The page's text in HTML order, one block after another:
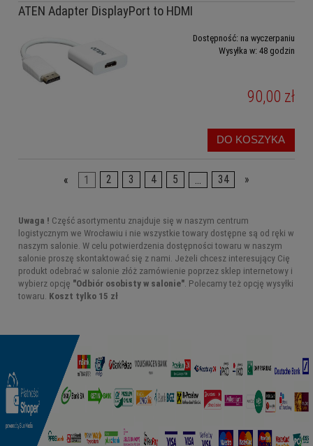
ATEN Adapter DisplayPort to HDMI
Dostępność: na wyczerpaniu
Wysyłka w: 48 godzin
90,00 zł
DO KOSZYKA
« 1 2 3 4 5 34 »
Uwaga ! Część asortymentu znajduje się w naszym centrum
logistycznym we Wrocławiu i nie wszystkie towary dostępne są od ręki w
naszym salonie. W celu potwierdzenia dostępności towaru w naszym
salonie proszę skontaktować się z nami. Jeżeli chcesz interesujący Cię
produkt odebrać w salonie złóż zamówienie poprzez sklep internetowy i
wybierz opcję "Odbiór osobisty w salonie" . Polecamy też opcję wysyłki
towaru. Koszt tylko 15 zł